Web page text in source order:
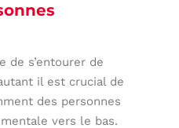
de s’entourer de
il est crucial de
des personnes
vers le bas.